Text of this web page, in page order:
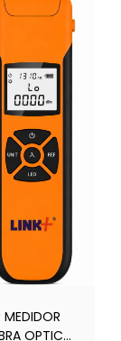
MEDIDOR
OPTICA